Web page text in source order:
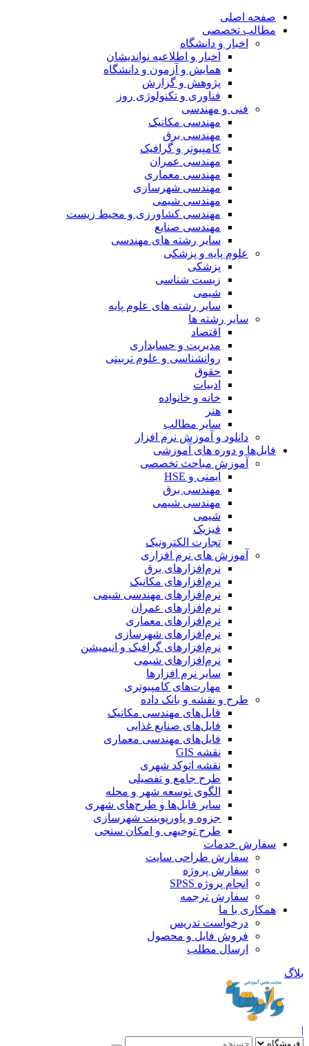
صفحه اصلی
مطالب تخصصی
اخبار و دانشگاه
اخبار و اطلاعیه نواندیشان
همایش و آزمون و دانشگاه
پژوهش و گزارش
فناوری و تکنولوژی روز
فنی و مهندسی
مهندسی مکانیک
مهندسی برق
کامپیوتر و گرافیک
مهندسی عمران
مهندسی معماری
مهندسی شهرسازی
مهندسی شیمی
مهندسی کشاورزی و محیط زیست
مهندسی صنایع
سایر رشته های مهندسی
علوم پایه و پزشکی
پزشکی
زیست شناسی
شیمی
سایر رشته های علوم پایه
سایر رشته ها
اقتصاد
مدیریت و حسابداری
روانشناسی و علوم تربیتی
حقوق
ادبیات
خانه و خانواده
هنر
سایر مطالب
دانلود و آموزش نرم افزار
فایل‌ها و دوره های آموزشی
آموزش مباحث تخصصی
ایمنی و HSE
مهندسی برق
مهندسی شیمی
شیمی
فیزیک
تجارت الکترونیک
آموزش های نرم افزاری
نرم‌افزارهای برق
نرم‌افزارهای مکانیک
نرم‌افزارهای مهندسی شیمی
نرم‌افزارهای عمران
نرم‌افزارهای معماری
نرم‌افزارهای شهرسازی
نرم‌افزارهای گرافیک و انیمیشن
نرم‌افزارهای شیمی
سایر نرم افزارها
مهارت‌های کامپیوتری
طرح و نقشه و بانک داده
فایل‌های مهندسی مکانیک
فایل‌های صنایع غذایی
فایل‌های مهندسی معماری
نقشه GIS
نقشه اتوکد شهری
طرح جامع و تفصیلی
الگوی توسعه شهر و محله
سایر فایل‌ها و طرح‌های شهری
جزوه و پاورپوینت شهرسازی
طرح توجیهی و امکان سنجی
سفارش خدمات
سفارش طراحی سایت
سفارش پروژه
انجام پروژه SPSS
سفارش ترجمه
همکاری با ما
درخواست تدریس
فروش فایل و محصول
ارسال مطلب